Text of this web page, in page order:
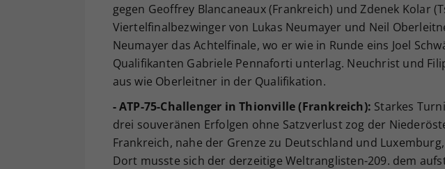
gegen Geoffrey Blancaneaux (Frankreich) und Zdenek Kolar
Viertelfinalbezwinger von Lukas Neumayer und Neil
Neumayer das Achtelfinale, wo er wie in Runde eins Joel
Qualifikanten Gabriele Pennaforti unterlag. Neuchrist und
aus wie Oberleitner in der Qualifikation.
- ATP-75-Challenger in Thionville (Frankreich): Starkes
drei souveränen Erfolgen ohne Satzverlust zog der
Frankreich, nahe der Grenze zu Deutschland und
Dort musste sich der derzeitige Weltranglisten-209. dem